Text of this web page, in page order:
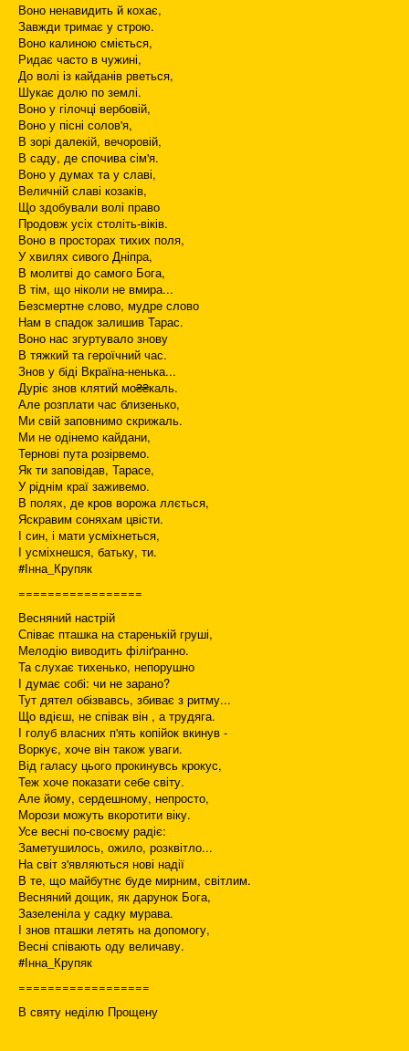
Воно ненавидить й кохає,
Завжди тримає у строю.
Воно калиною сміється,
Ридає часто в чужині,
До волі із кайданів рветься,
Шукає долю по землі.
Воно у гілочці вербовій,
Воно у пісні солов'я,
В зорі далекій, вечоровій,
В саду, де спочива сім'я.
Воно у думах та у славі,
Величній славі козаків,
Що здобували волі право
Продовж усіх століть-віків.
Воно в просторах тихих поля,
У хвилях сивого Дніпра,
В молитві до самого Бога,
В тім, що ніколи не вмира...
Безсмертне слово, мудре слово
Нам в спадок залишив Тарас.
Воно нас згуртувало знову
В тяжкий та героїчний час.
Знов у біді Вкраїна-ненька...
Дуріє знов клятий мо₴₴каль.
Але розплати час близенько,
Ми свій заповнимо скрижаль.
Ми не одінемо кайдани,
Тернові пута розірвемо.
Як ти заповідав, Тарасе,
У ріднім краї заживемо.
В полях, де кров ворожа ллється,
Яскравим соняхам цвісти.
І син, і мати усміхнеться,
І усміхнешся, батьку, ти.
#Інна_Крупяк
=================
Весняний настрій
Співає пташка на старенькій груші,
Мелодію виводить філіґранно.
Та слухає тихенько, непорушно
І думає собі: чи не зарано?
Тут дятел обізвавсь, збиває з ритму...
Що вдієш, не співак він , а трудяга.
І голуб власних п'ять копійок вкинув -
Воркує, хоче він також уваги.
Від галасу цього прокинувсь крокус,
Теж хоче показати себе світу.
Але йому, сердешному, непросто,
Морози можуть вкоротити віку.
Усе весні по-своєму радіє:
Заметушилось, ожило, розквітло...
На світ з'являються нові надії
В те, що майбутнє буде мирним, світлим.
Весняний дощик, як дарунок Бога,
Зазеленіла у садку мурава.
І знов пташки летять на допомогу,
Весні співають оду величаву.
#Інна_Крупяк
==================
В святу неділю Прощену